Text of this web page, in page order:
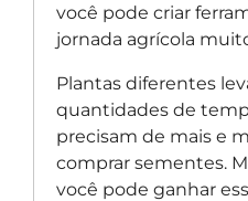
você pode criar
jornada agrícola
Plantas diferentes
quantidades de
precisam de mais e
comprar sementes.
você pode ganhar